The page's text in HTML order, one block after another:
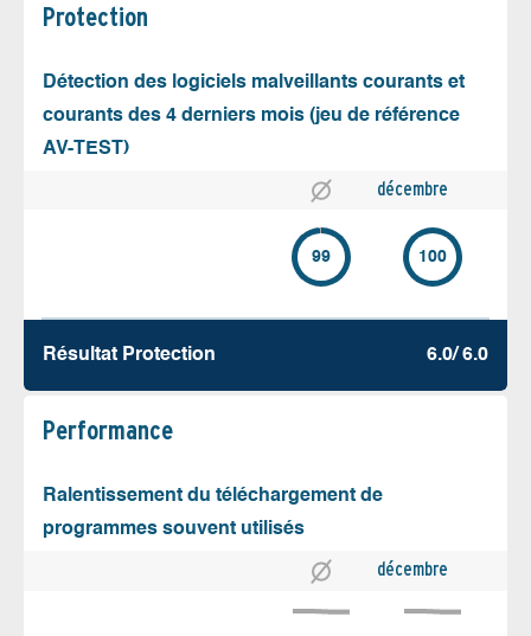
Protection
Détection des logiciels malveillants courants et
courants des 4 derniers mois (jeu de référence
AV-TEST)
décembre
99 100
Résultat Protection 6.0/ 6.0
Performance
Ralentissement du téléchargement de
programmes souvent utilisés
décembre